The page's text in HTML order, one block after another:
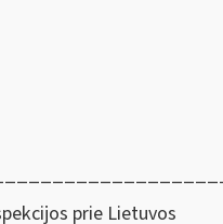
prie Lietuvos